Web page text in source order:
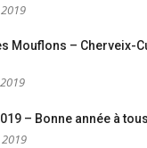
Mouflons – Cherveix-
– Bonne année à